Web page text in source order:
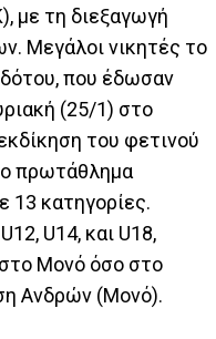
με τη διεξαγωγή
Μεγάλοι νικητές το
που έδωσαν
(25/1) στο
του φετινού
πρωτάθλημα
13 κατηγορίες.
U14, και U18,
Μονό όσο στο
Ανδρών (Μονό).